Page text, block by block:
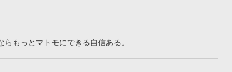
もっとマトモにできる自信ある。